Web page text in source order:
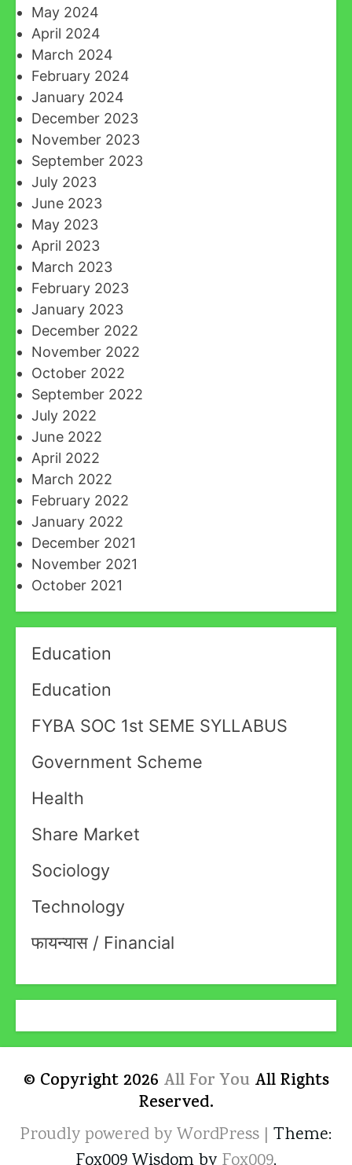
May 2024
April 2024
March 2024
February 2024
January 2024
December 2023
November 2023
September 2023
July 2023
June 2023
May 2023
April 2023
March 2023
February 2023
January 2023
December 2022
November 2022
October 2022
September 2022
July 2022
June 2022
April 2022
March 2022
February 2022
January 2022
December 2021
November 2021
October 2021
Education
Education
FYBA SOC 1st SEME SYLLABUS
Government Scheme
Health
Share Market
Sociology
Technology
फायन्यास / Financial
© Copyright 2026 All For YouAll Rights
Reserved.
Proudly powered by WordPress | Theme: